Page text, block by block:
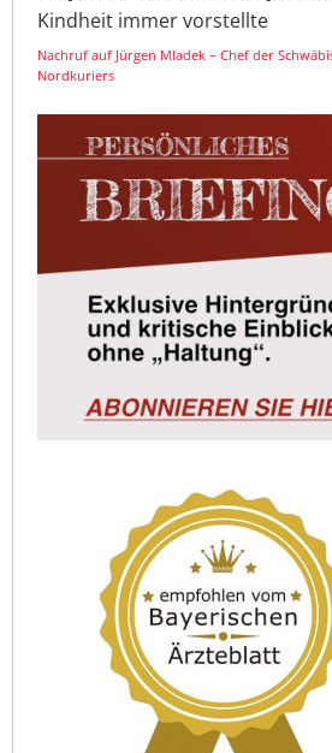
Kindheit immer vorstellte
Nachruf auf Jürgen Mladek – Chef der
Nordkuriers